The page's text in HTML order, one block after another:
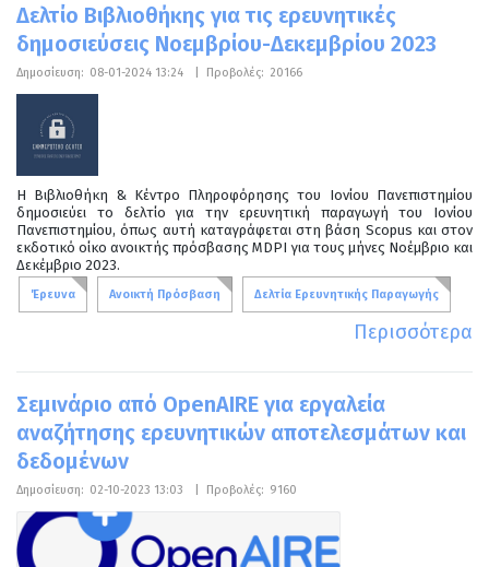
Δελτίο Βιβλιοθήκης για τις ερευνητικές
δημοσιεύσεις Νοεμβρίου-Δεκεμβρίου 2023
Δημοσίευση: 08-01-2024 13:24 Προβολές: 20166
Η Βιβλιοθήκη & Κέντρο Πληροφόρησης του Ιονίου Πανεπιστημίου
δημοσιεύει το δελτίο για την ερευνητική παραγωγή του Ιονίου
Πανεπιστημίου, όπως αυτή καταγράφεται στη βάση Scopus και στον
εκδοτικό οίκο ανοικτής πρόσβασης MDPI για τους μήνες Νοέμβριο και
Δεκέμβριο 2023.
Έρευνα Ανοικτή Πρόσβαση Δελτία Ερευνητικής Παραγωγής
Περισσότερα
Σεμινάριο από OpenAIRE για εργαλεία
αναζήτησης ερευνητικών αποτελεσμάτων και
δεδομένων
Δημοσίευση: 02-10-2023 13:03 Προβολές: 9160